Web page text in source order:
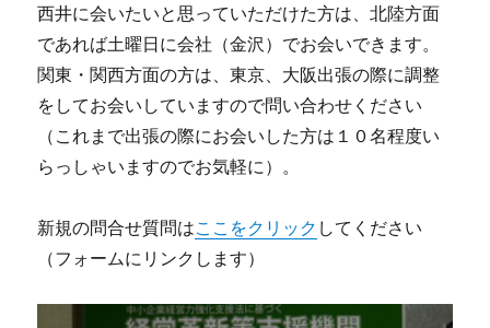
西井に会いたいと思っていただけた方は、北陸方面
であれば土曜日に会社（金沢）でお会いできます。
関東・関西方面の方は、東京、大阪出張の際に調整
をしてお会いしていますので問い合わせください
（これまで出張の際にお会いした方は１０名程度い
らっしゃいますのでお気軽に）。
新規の問合せ質問はここをクリック してください
（フォームにリンクします）